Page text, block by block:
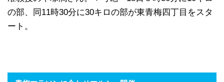
の部、同11時30分に30キロの部が東青梅四丁目をスタ
ート。